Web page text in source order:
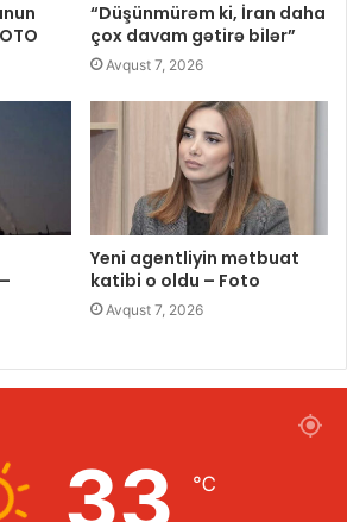
“Düşünmürəm ki, İran daha
çox davam gətirə bilər”
Avqust 7, 2026
Yeni agentliyin mətbuat
katibi o oldu – Foto
Avqust 7, 2026
33 ℃